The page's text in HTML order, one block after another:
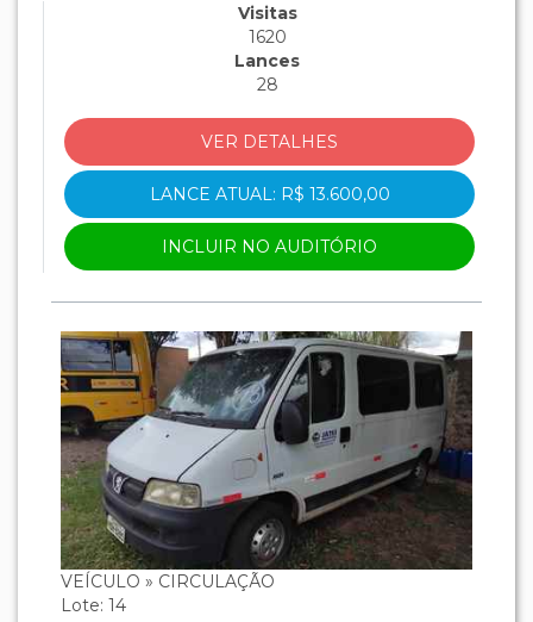
Visitas
1620
Lances
28
VER DETALHES
LANCE ATUAL: R$ 13.600,00
INCLUIR NO AUDITÓRIO
VEÍCULO » CIRCULAÇÃO
Lote: 14